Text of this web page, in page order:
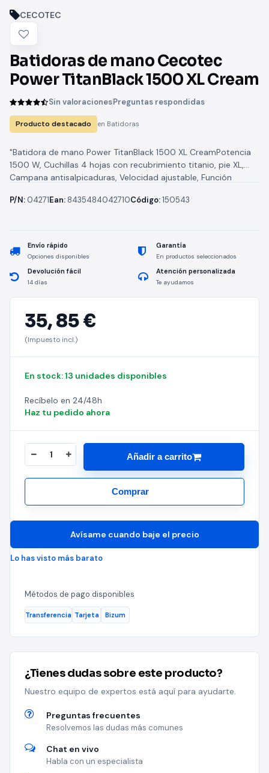
CECOTEC
Batidoras de mano Cecotec
Power TitanBlack 1500 XL Cream
Sin valoracionesPreguntas respondidas
Producto destacado en Batidoras
"Batidora de mano Power TitanBlack 1500 XL CreamPotencia
1500 W, Cuchillas 4 hojas con recubrimiento titanio, pie XL,
Campana antisalpicaduras, Velocidad ajustable, Función
P/N: 04271Ean: 8435484042710Código:150543
Envío rápido
Opciones disponibles
Garantía
En productos seleccionados
Devolución fácil
14 días
Atención personalizada
Te ayudamos
35,85 €
(Impuesto incl.)
En stock: 13 unidades disponibles
Recíbelo en 24/48h
Haz tu pedido ahora
Añadir a carrito
Comprar
Avísame cuando baje el precio
Lo has visto más barato
Métodos de pago disponibles
Transferencia Tarjeta Bizum
¿Tienes dudas sobre este producto?
Nuestro equipo de expertos está aquí para ayudarte.
Preguntas frecuentes
Resolvemos las dudas más comunes
Chat en vivo
Habla con un especialista